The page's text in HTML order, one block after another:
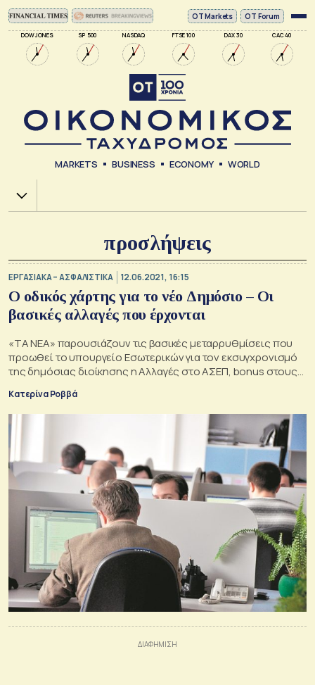
DOW JONES SP 500 NASDAQ FTSE 100 DAX 30 CAC 40
ΟΤ Markets OT Forum
MARKETS BUSINESS ECONOMY WORLD
Χ.Α.
προσλήψεις
ΕΡΓΑΣΙΑΚΑ – ΑΣΦΑΛΙΣΤΙΚΑ 12.06.2021, 16:15
Ο οδικός χάρτης για το νέο Δημόσιο – Οι
βασικές αλλαγές που έρχονται
«ΤΑ ΝΕΑ» παρουσιάζουν τις βασικές μεταρρυθμίσεις που
προωθεί το υπουργείο Εσωτερικών για τον εκσυγχρονισμό
της δημόσιας διοίκησης n Αλλαγές στο ΑΣΕΠ, bonus στους
προϊσταμένων
Κατερίνα Ροββά